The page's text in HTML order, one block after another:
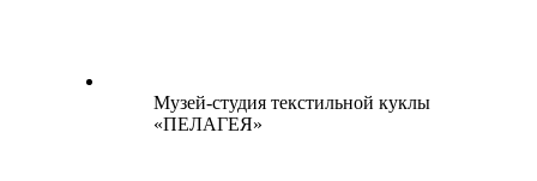
Музей-студия текстильной куклы
«ПЕЛАГЕЯ»